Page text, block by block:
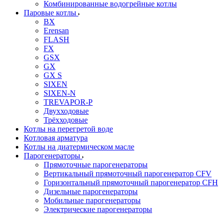
Комбинированные водогрейные котлы
Паровые котлы
BX
Erensan
FLASH
FX
GSX
GX
GX S
SIXEN
SIXEN-N
TREVAPOR-P
Двухходовые
Трёхходовые
Котлы на перегретой воде
Котловая арматура
Котлы на диатермическом масле
Парогенераторы
Прямоточные парогенераторы
Вертикальный прямоточный парогенератор CFV
Горизонтальный прямоточный парогенератор CFH
Дизельные парогенераторы
Мобильные парогенераторы
Электрические парогенераторы